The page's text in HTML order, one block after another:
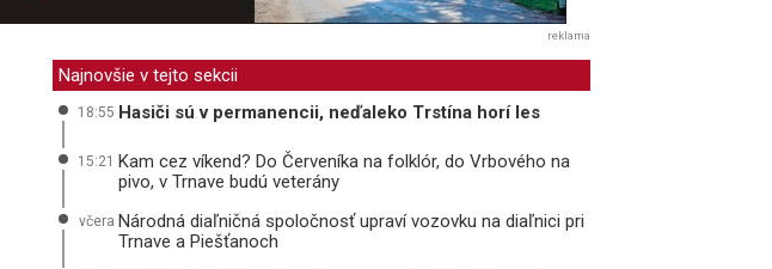
reklama
Najnovšie v tejto sekcii
18:55 Hasiči sú v permanencii, neďaleko Trstína horí les
15:21 Kam cez víkend? Do Červeníka na folklór, do Vrbového na
pivo, v Trnave budú veterány
včera Národná diaľničná spoločnosť upraví vozovku na diaľnici pri
Trnave a Piešťanoch